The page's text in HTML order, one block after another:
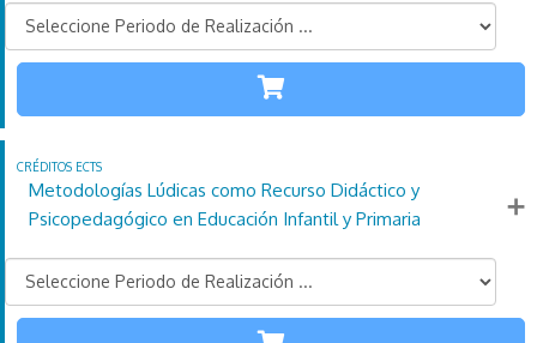
PRIMARIA
110 4Créditos
21
Más información
Metodologías Lúdicas como Recurso Didáctico y
Psicopedagógico en Educación Infantil y Primaria
PRIMARIA